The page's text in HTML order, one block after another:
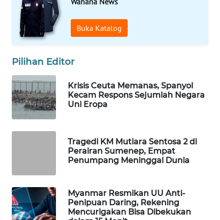
Buka Katalog
Pilihan Editor
Krisis Ceuta Memanas, Spanyol
Kecam Respons Sejumlah Negara
Uni Eropa
Tragedi KM Mutiara Sentosa 2 di
Perairan Sumenep, Empat
Penumpang Meninggal Dunia
Myanmar Resmikan UU Anti-
Penipuan Daring, Rekening
Mencurigakan Bisa Dibekukan
WAHANA
SPORT
UMKM
WAHANA
SELEB
WAHANA
PERSONA
WAHANA
HEALTH